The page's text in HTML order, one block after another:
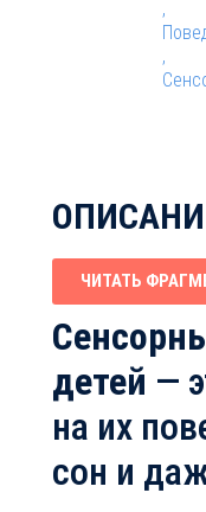
,
,
ЧИТАТЬ
детей —
на их
сон и